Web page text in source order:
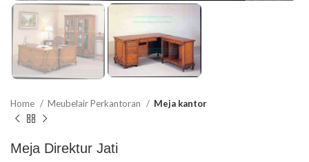
Home Meubelair Perkantoran Meja kantor
Meja Direktur Jati